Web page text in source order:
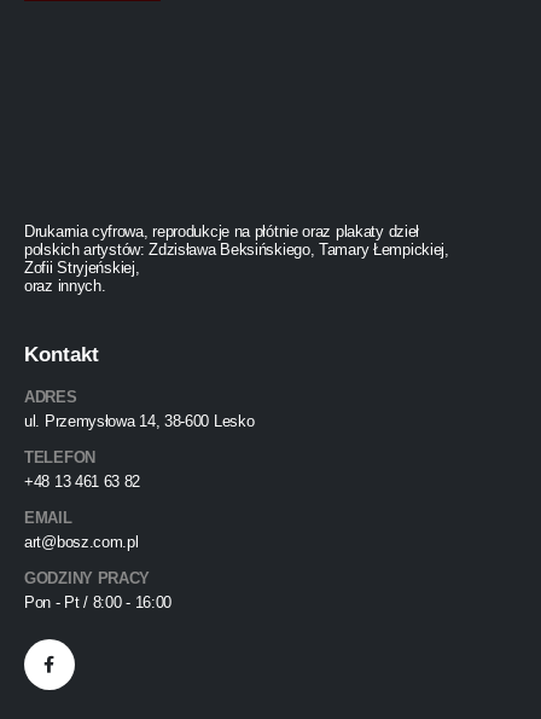
Drukarnia cyfrowa, reprodukcje na płótnie oraz plakaty dzieł
polskich artystów: Zdzisława Beksińskiego, Tamary Łempickiej,
Zofii Stryjeńskiej,
oraz innych.
Kontakt
ADRES
ul. Przemysłowa 14, 38-600 Lesko
TELEFON
+48 13 461 63 82
EMAIL
art@bosz.com.pl
GODZINY PRACY
Pon - Pt / 8:00 - 16:00